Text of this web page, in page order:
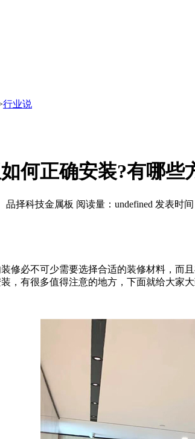
行业说
何正确安装?有哪些
品择科技金属板 阅读量： undefined 发表时间
必不可少需要选择合适的装修材料，而
，有很多值得注意的地方，下面就给大家大